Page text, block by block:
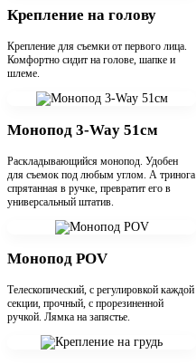
Крепление на голову
Крепление для съемки от первого лица.
Комфортно сидит на голове, шапке и
шлеме.
Монопод 3-Way 51см
Раскладывающийся монопод. Удобен
для съемок под любым углом. А тринога
спрятанная в ручке, превратит его в
универсальный штатив.
Монопод POV
Телескопический, с регулировкой каждой
секции, прочный, с прорезиненной
ручкой. Лямка на запястье.